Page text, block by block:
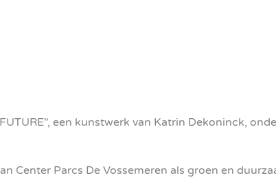
een kunstwerk van Katrin Dekoninck,
Center Parcs De Vossemeren als groen en